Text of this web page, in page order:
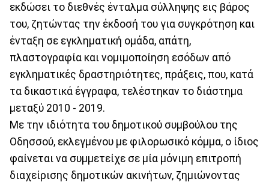
εκδώσει το διεθνές ένταλμα σύλληψης εις βάρος
του, ζητώντας την έκδοσή του για συγκρότηση και
ένταξη σε εγκληματική ομάδα, απάτη,
πλαστογραφία και νομιμοποίηση εσόδων από
εγκληματικές δραστηριότητες, πράξεις, που, κατά
τα δικαστικά έγγραφα, τελέστηκαν το διάστημα
μεταξύ 2010 - 2019.
Με την ιδιότητα του δημοτικού συμβούλου της
Οδησσού, εκλεγμένου με φιλορωσικό κόμμα, ο ίδιος
φαίνεται να συμμετείχε σε μία μόνιμη επιτροπή
διαχείρισης δημοτικών ακινήτων, ζημιώνοντας